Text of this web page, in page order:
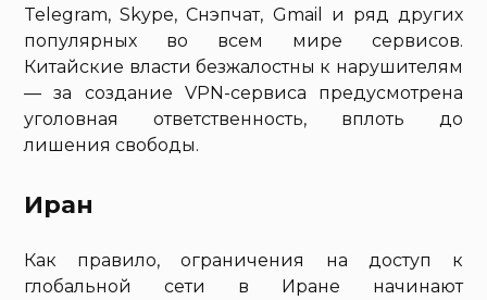
Telegram, Skype, Снэпчат, Gmail и ряд других
популярных во всем мире сервисов.
Китайские власти безжалостны к нарушителям
— за создание VPN-сервиса предусмотрена
уголовная ответственность, вплоть до
лишения свободы.
Иран
Как правило, ограничения на доступ к
глобальной сети в Иране начинают